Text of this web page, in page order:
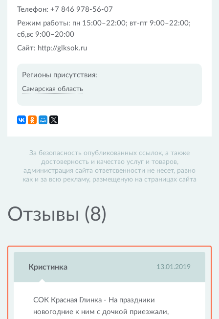
Телефон: +7 846 978-56-07
Режим работы: пн 15:00–22:00; вт-пт 9:00–22:00;
сб,вс 9:00–20:00
Сайт: http://glksok.ru
Регионы присутствия:
Самарская область
За безопасность опубликованных ссылок, а также
достоверность и качество услуг и товаров,
администрация сайта ответсвенности не несет, равно
как и за всю рекламу, размещеную на страницах сайта
Отзывы (8)
Кристинка 13.01.2019
СОК Красная Глинка - На праздники
новогодние к ним с дочкой приезжали,